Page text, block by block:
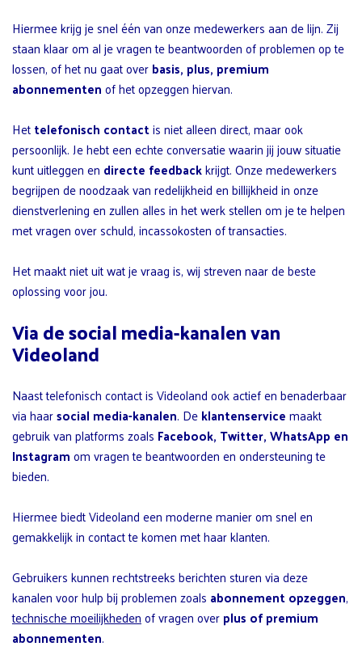
Hiermee krijg je snel één van onze medewerkers aan de lijn. Zij
staan klaar om al je vragen te beantwoorden of problemen op te
lossen, of het nu gaat overbasis, plus, premium
abonnementenof het opzeggen hiervan.
Hettelefonisch contactis niet alleen direct, maar ook
persoonlijk. Je hebt een echte conversatie waarin jij jouw situatie
kunt uitleggen en directe feedbackkrijgt. Onze medewerkers
begrijpen de noodzaak van redelijkheid en billijkheid in onze
dienstverlening en zullen alles in het werk stellen om je te helpen
met vragen over schuld, incassokosten of transacties.
Het maakt niet uit wat je vraag is, wij streven naar de beste
oplossing voor jou.
Via de social media-kanalen van
Videoland
Naast telefonisch contact is Videoland ook actief en benaderbaar
via haarsocial media-kanalen. Deklantenservicemaakt
gebruik van platforms zoals Facebook, Twitter, WhatsApp en
Instagramom vragen te beantwoorden en ondersteuning te
bieden.
Hiermee biedt Videoland een moderne manier om snel en
gemakkelijk in contact te komen met haar klanten.
Gebruikers kunnen rechtstreeks berichten sturen via deze
kanalen voor hulp bij problemen zoals abonnement opzeggen,
technische moeilijkhedenof vragen overplus of premium
abonnementen.